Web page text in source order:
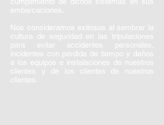
embarcaciones.
Nos consideramos exitosos al sembrar la
cultura de seguridad en las tripulaciones
para evitar accidentes personales,
incidentes con pérdida de tiempo y daños
a los equipos e instalaciones de nuestros
clientes y de los clientes de nuestros
clientes.